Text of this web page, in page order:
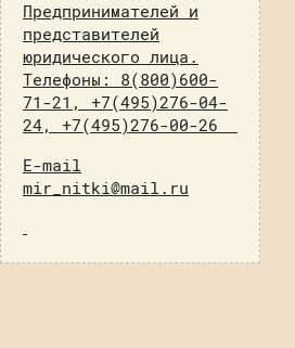
Предпринимателей и
представителей
юридического лица.
Телефоны: 8(800)600-
71-21, +7(495)276-04-
24, +7(495)276-00-26
E-mail
mir_nitki@mail.ru